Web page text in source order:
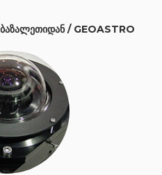
/ GEOASTRO